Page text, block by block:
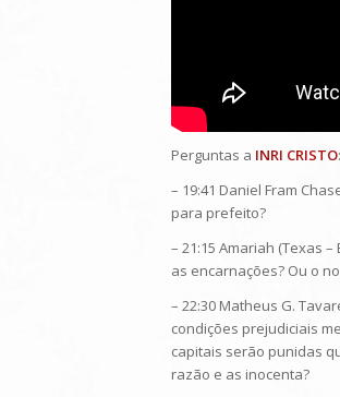
Perguntas a INRI CRISTO:
– 19:41 Daniel Fram
para prefeito?
– 21:15 Amariah (Texas
as encarnações? Ou o
– 22:30 Matheus G.
condições prejudiciais
capitais serão punidas
razão e as inocenta?